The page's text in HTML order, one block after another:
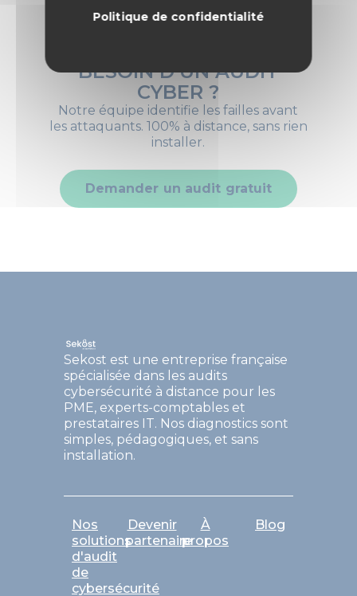
Politique de confidentialité
BESOIN D’UN AUDIT
CYBER ?
Notre équipe identifie les failles avant
les attaquants. 100% à distance, sans rien
installer.
Demander un audit gratuit
Sekost est une entreprise française
spécialisée dans les audits
cybersécurité à distance pour les
PME, experts-comptables et
prestataires IT. Nos diagnostics sont
simples, pédagogiques, et sans
installation.
Nos
solutions
d'audit
de
cybersécurité
Devenir
partenaire
À
propos
Blog